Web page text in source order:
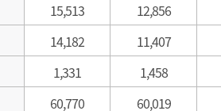
15,513 12,856
14,182 11,407
1,331 1,458
60,770 60,019